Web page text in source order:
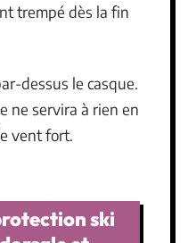
trempé dès la fin
dessus le casque.
ne servira à rien en
vent fort.
ski